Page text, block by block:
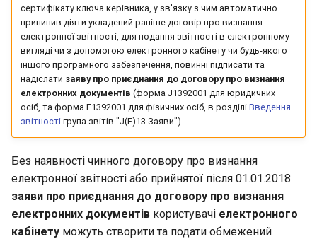
Автоматичний розрахунок
Перевірка документа
Незбережені зміни
Підписання документа
Надсилання документа
сертифікату ключа керівника, у зв'язку з чим автоматично
припинив діяти укладений раніше договір про визнання
електронної звітності, для подання звітності в електронному
вигляді чи з допомогою електронного кабінету чи будь-якого
іншого програмного забезпечення, повинні підписати та
надіслати заяву про приєднання до договору про визнання
електронних документів (форма J1392001 для юридичних
осіб, та форма F1392001 для фізичних осіб, в розділі Введення
звітності група звітів "J(F)13 Заяви").
Без наявності чинного договору про визнання
електронної звітності або прийнятої після 01.01.2018
заяви про приєднання до договору про визнання
електронних документів користувачі електронного
кабінету можуть створити та подати обмежений